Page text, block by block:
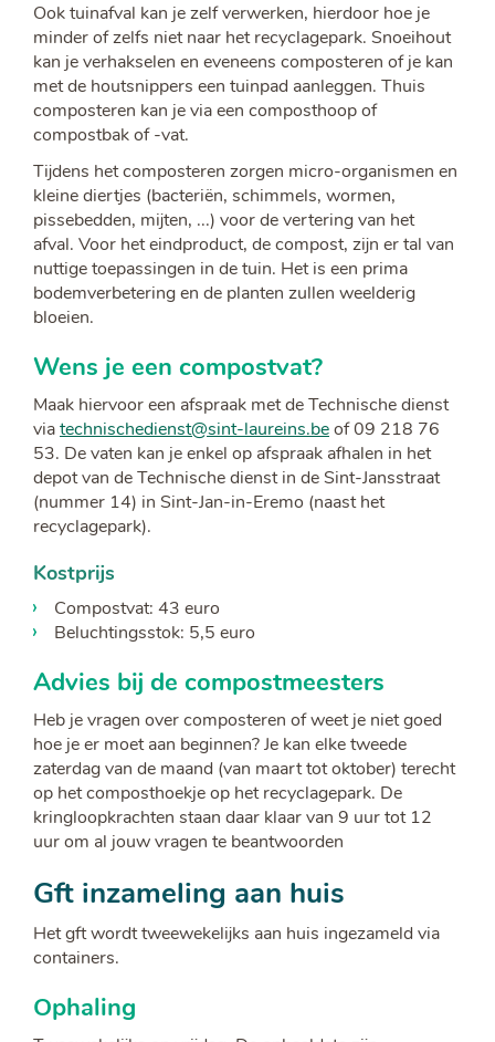
Ook tuinafval kan je zelf verwerken, hierdoor hoe je
minder of zelfs niet naar het recyclagepark. Snoeihout
kan je verhakselen en eveneens composteren of je kan
met de houtsnippers een tuinpad aanleggen. Thuis
composteren kan je via een composthoop of
compostbak of -vat.
Tijdens het composteren zorgen micro-organismen en
kleine diertjes (bacteriën, schimmels, wormen,
pissebedden, mijten, ...) voor de vertering van het
afval. Voor het eindproduct, de compost, zijn er tal van
nuttige toepassingen in de tuin. Het is een prima
bodemverbetering en de planten zullen weelderig
bloeien.
Wens je een compostvat?
Maak hiervoor een afspraak met de Technische dienst
viatechnischedienst@sint-laureins.beof 09 218 76
53. De vaten kan je enkel op afspraak afhalen in het
depot van de Technische dienst in de Sint-Jansstraat
(nummer 14) in Sint-Jan-in-Eremo (naast het
recyclagepark).
Kostprijs
Compostvat: 43 euro
Beluchtingsstok: 5,5 euro
Advies bij de compostmeesters
Heb je vragen over composteren of weet je niet goed
hoe je er moet aan beginnen? Je kan elke tweede
zaterdag van de maand (van maart tot oktober) terecht
op het composthoekje op het recyclagepark. De
kringloopkrachten staan daar klaar van 9 uur tot 12
uur om al jouw vragen te beantwoorden
Gft inzameling aan huis
Het gft wordt tweewekelijks aan huis ingezameld via
containers.
Ophaling